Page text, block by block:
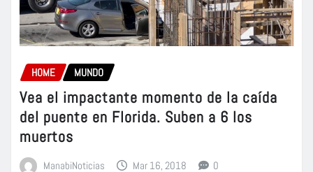
HOME MUNDO
Vea el impactante momento de la caída
del puente en Florida. Suben a 6 los
muertos
ManabiNoticias Mar 16, 2018 0